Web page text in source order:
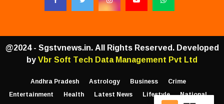
@2024 - Sgstvnews.in. All Rights Reserved. Developed
byVbr Soft Tech Data Management Pvt Ltd
Andhra Pradesh Astrology Business
Crime
Entertainment
Health Latest News Lifestyle
National